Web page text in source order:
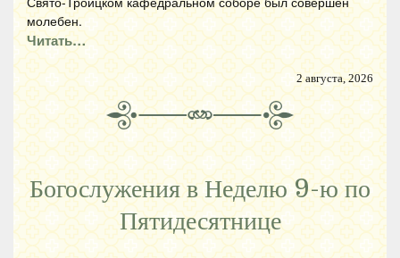
молебен.
Читать…
2 августа, 2026
Богослужения в Неделю 9-ю по
Пятидесятнице